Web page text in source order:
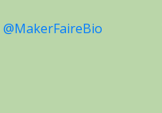
@MakerFaireBio